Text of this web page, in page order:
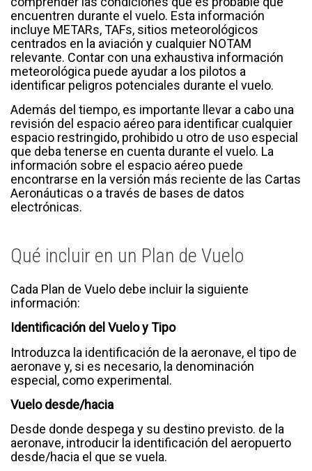
encuentren durante el vuelo. Esta información
incluye METARs, TAFs, sitios meteorológicos
centrados en la aviación y cualquier NOTAM
relevante. Contar con una exhaustiva información
meteorológica puede ayudar a los pilotos a
identificar peligros potenciales durante el vuelo.
Además del tiempo, es importante llevar a cabo una
revisión del espacio aéreo para identificar cualquier
espacio restringido, prohibido u otro de uso especial
que deba tenerse en cuenta durante el vuelo. La
información sobre el espacio aéreo puede
encontrarse en la versión más reciente de las Cartas
Aeronáuticas o a través de bases de datos
electrónicas.
Qué incluir en un Plan de Vuelo
Cada Plan de Vuelo debe incluir la siguiente
información:
Identificación del Vuelo y Tipo
Introduzca la identificación de la aeronave, el tipo de
aeronave y, si es necesario, la denominación
especial, como experimental.
Vuelo desde/hacia
Desde donde despega y su destino previsto. de la
aeronave, introducir la identificación del aeropuerto
desde/hacia el que se vuela.